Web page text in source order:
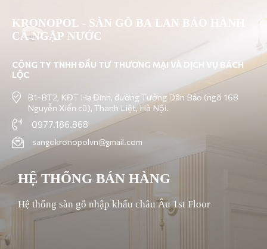
KRONOPOL - SÀN GỖ BA LAN BẢO HÀNH
CẢ NGẬP NƯỚC
CÔNG TY TNHH ĐẦU TƯ THƯƠNG MẠI VÀ DỊCH VỤ BÁCH
LỘC
B1-BT2, KĐT Hạ Đình, đường Tưởng Dân Bảo (ngõ 168
Nguyễn Xiển cũ), Thanh Liệt, Hà Nội.
0977.186.868
sangokronopolvn@gmail.com
HỆ THỐNG BÁN HÀNG
Hệ thống sàn gỗ nhập khẩu châu Âu 1st Floor